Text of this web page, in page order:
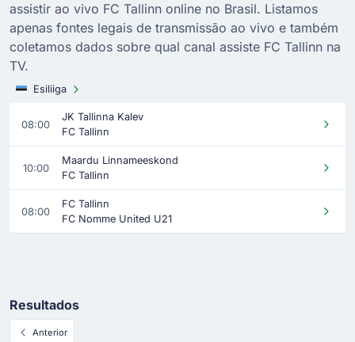
assistir ao vivo FC Tallinn online no Brasil. Listamos
apenas fontes legais de transmissão ao vivo e também
coletamos dados sobre qual canal assiste FC Tallinn na
TV.
Esiliiga
08:00
JK Tallinna Kalev
FC Tallinn
10:00
Maardu Linnameeskond
FC Tallinn
08:00
FC Tallinn
FC Nomme United U21
Resultados
Anterior